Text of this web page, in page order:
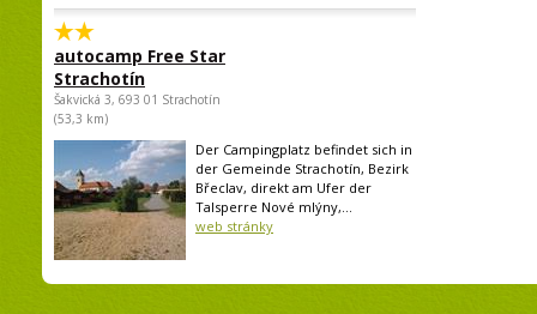
autocamp Free Star
Strachotín
Šakvická 3, 693 01 Strachotín
(53,3 km)
Der Campingplatz befindet sich in
der Gemeinde Strachotín, Bezirk
Břeclav, direkt am Ufer der
Talsperre Nové mlýny,...
web stránky